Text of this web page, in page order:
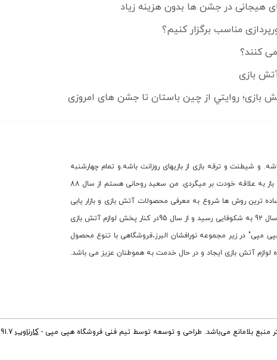
هیجانی در جشن ها بدون هزینه زیاد
مناسب برگزار کنیم؟
کنند؟
بازی
بازی؛ روايتي از چين باستان تا جشن های امروزی
و شیطنت و ترقه بازی از بازیهای روزانت باشه.و تمام چهارشنبه
سوری های زندگیت رو به فروش لوازم آتش بازی پرداخته باشی مسلما با هر مدرک دانشگاهی هم باشی باز به علاقه خودت بر میگردی. من سعید روحانی هستم از سال 88
ترین روش ها شروع به معرفی محصولات آتش بازی و بازار یابی
این محصول کردم.کسب و کار جدید، و به دید همه غیر معقول سال 90 به دفتر پخش تبدیل شد و در سال 92 به شکوفایی رسید و از سال 95در کنار پخش لوازم آتش بازی
به سبد کالا ما اضافه شد. در سال96 با راه اندازی برند "هپی مپی" در زیر مجموعه نورافشان البرز،فروشگاهی با تنوع محصول
لوازم آتش بازی ایجاد و در حال خدمت به هموطنان عزیز می باشد.
منبع بلامانع می‌باشد. طراحی و توسعه توسط تیم فنی فروشگاه هپی مپی -کارناوب V.2.91.7